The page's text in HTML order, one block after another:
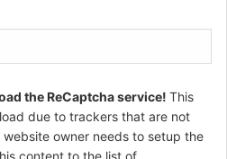
the ReCaptcha service! This
due to trackers that are not
owner needs to setup the
content to the list of